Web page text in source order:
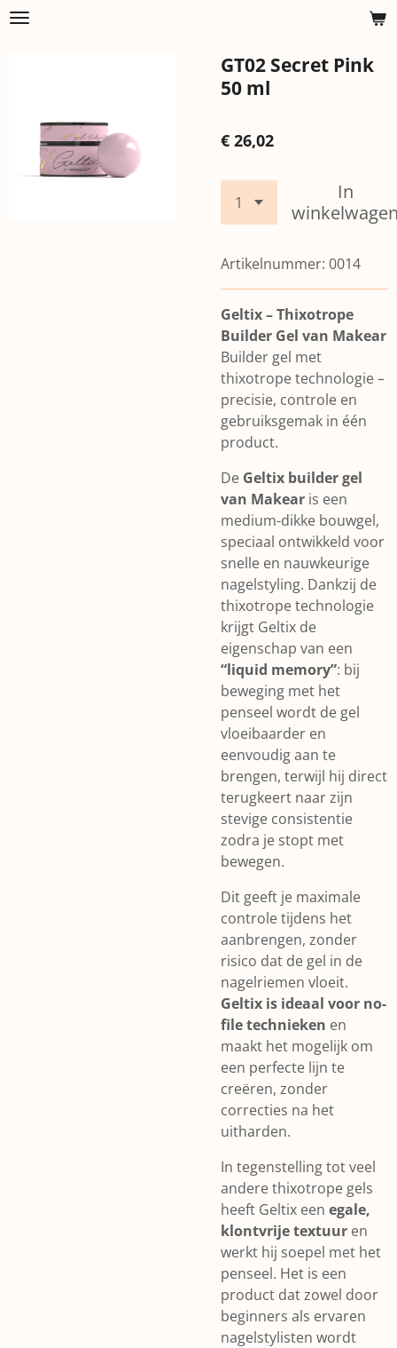
Ga
GT02 Secret Pink
50 ml
€ 26,02
In
Artikelnummer: 0014
Geltix – Thixotrope
Builder Gel van Makear
Builder gel met
thixotrope technologie –
precisie, controle en
gebruiksgemak in één
product.
De Geltix builder gel
van Makear is een
medium-dikke bouwgel,
speciaal ontwikkeld voor
snelle en nauwkeurige
nagelstyling. Dankzij de
thixotrope technologie
krijgt Geltix de
eigenschap van een
“liquid memory”: bij
beweging met het
penseel wordt de gel
vloeibaarder en
eenvoudig aan te
brengen, terwijl hij direct
terugkeert naar zijn
stevige consistentie
zodra je stopt met
bewegen.
Dit geeft je maximale
controle tijdens het
aanbrengen, zonder
risico dat de gel in de
nagelriemen vloeit.
Geltix is ideaal voor no-
file technieken en
maakt het mogelijk om
een perfecte lijn te
creëren, zonder
correcties na het
uitharden.
In tegenstelling tot veel
andere thixotrope gels
heeft Geltix een egale,
klontvrije textuur en
werkt hij soepel met het
penseel. Het is een
product dat zowel door
beginners als ervaren
nagelstylisten wordt